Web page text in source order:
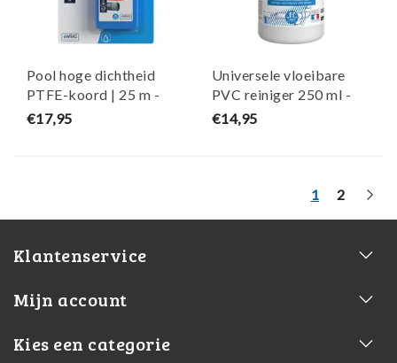
Pool hoge dichtheid
PTFE-koord | 25 m -
GEB
€17,95
Universele vloeibare
PVC reiniger 250 ml -
GEB
€14,95
1 2
Klantenservice
Mijn account
Kies een categorie